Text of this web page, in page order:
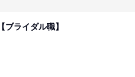
ブライダル職】